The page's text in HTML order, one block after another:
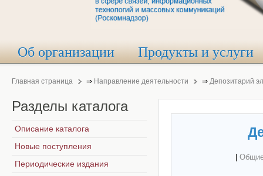
Об организации Продукты и услуги
Главная страница ⇒ Направление деятельности ⇒ Депозитарий
Разделы каталога
Описание каталога
Новые поступления
Периодические издания